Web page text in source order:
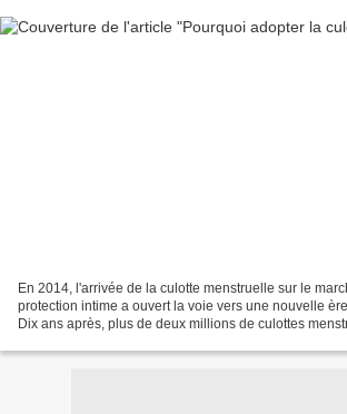
En 2014, l'arrivée de la culotte menstruelle sur le
protection intime a ouvert la voie vers une nouvelle
Dix ans après, plus de deux millions de culottes